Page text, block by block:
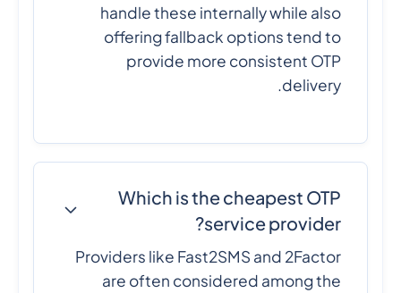
handle these internally while also
offering fallback options tend to
provide more consistent OTP
delivery.
Which is the cheapest OTP
service provider?
Providers like Fast2SMS and 2Factor
are often considered among the